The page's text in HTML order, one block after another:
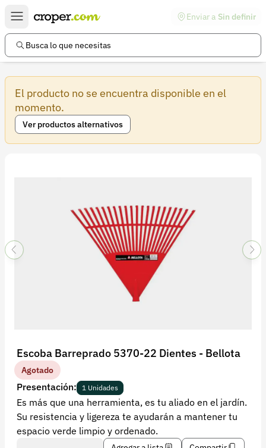
Enviar a Sin definir
Busca lo que necesitas
El producto no se encuentra disponible en el
momento.
Ver productos alternativos
Escoba Barreprado 5370-22 Dientes - Bellota
Agotado
Presentación: 1 Unidades
Es más que una herramienta, es tu aliado en el jardín.
Su resistencia y ligereza te ayudarán a mantener tu
espacio verde limpio y ordenado.
Enlaces de interés
Preguntas frecuentes
Ayuda
Información legal
Términos y condiciones
Registrarse
contacto@croper.com
© 2026 Croper.com Todos los derechos reservados
Versión 5.45.0
Síguenos